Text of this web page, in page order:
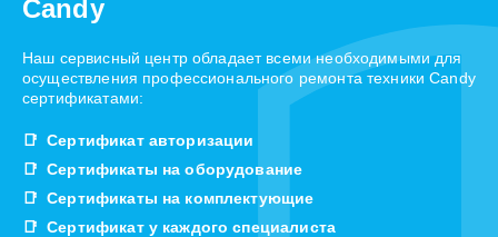
Candy
Наш сервисный центр обладает всеми необходимыми для
осуществления профессионального ремонта техники Candy
сертификатами:
Сертификат авторизации
Сертификаты на оборудование
Сертификаты на комплектующие
Сертификат у каждого специалиста